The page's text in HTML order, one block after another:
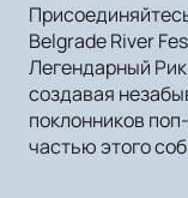
Belgrade River
Легендарный
создавая
поклонников
частью этого